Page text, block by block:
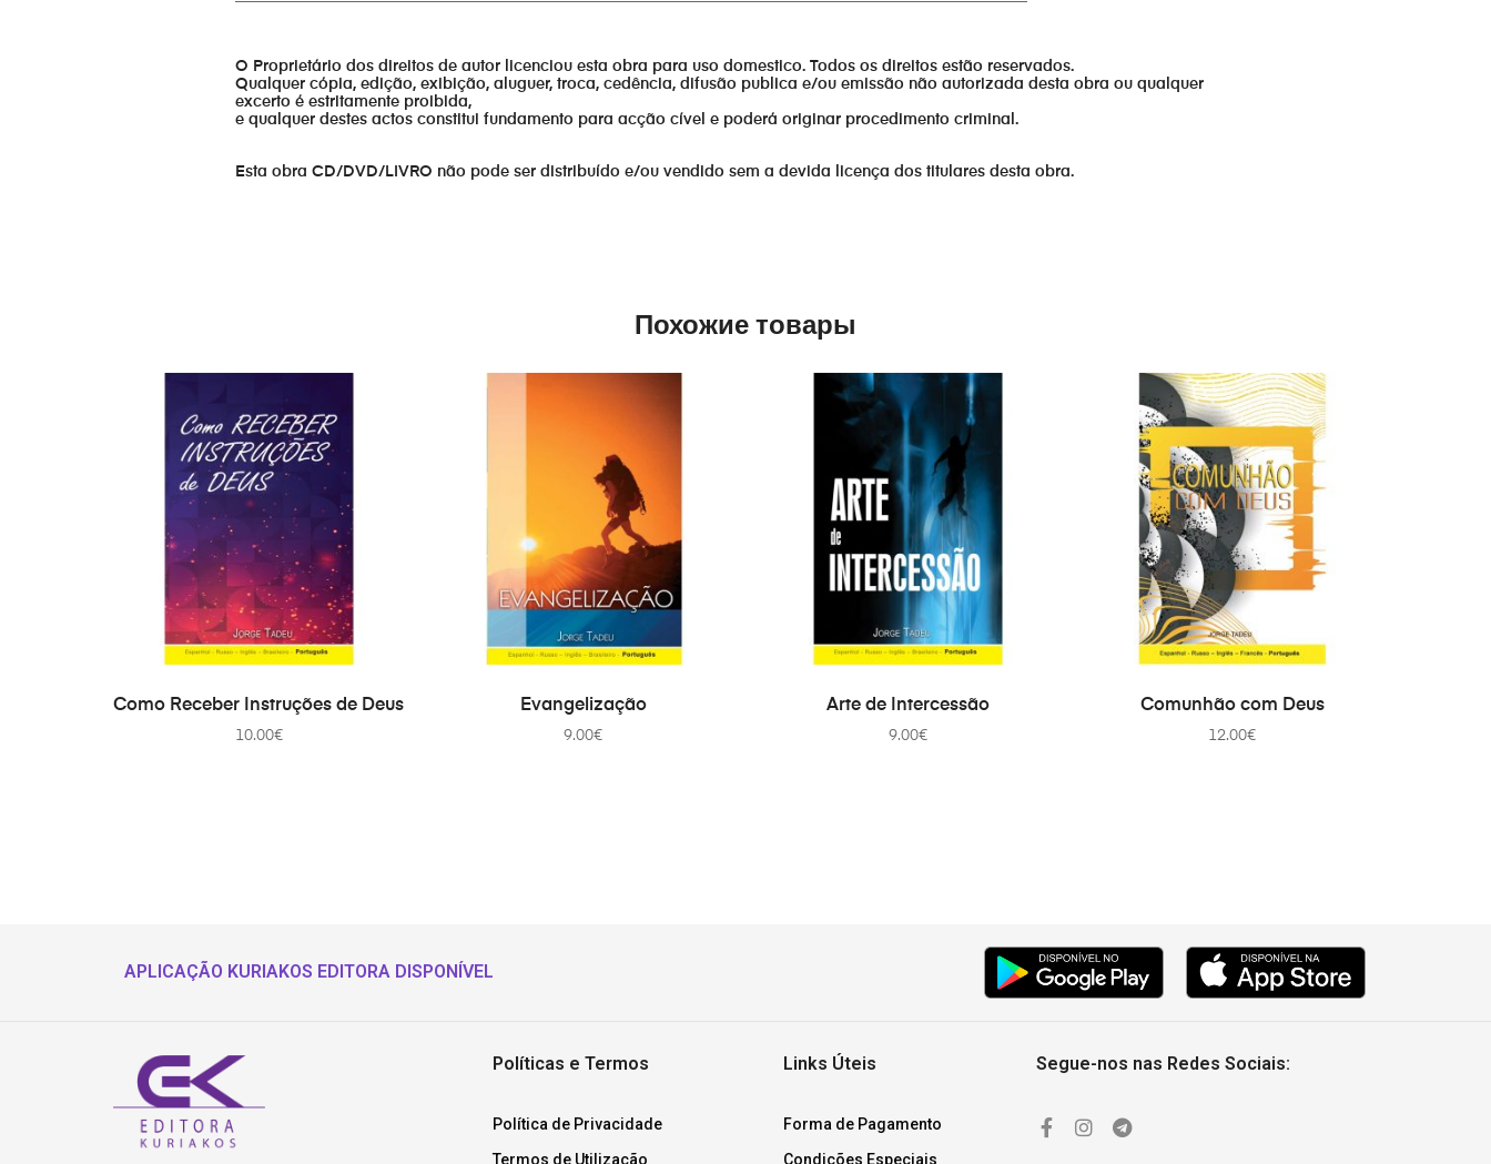
O Proprietário dos direitos de autor licenciou esta obra para uso domestico. Todos os direitos estão reservados.
Qualquer cópia, edição, exibição, aluguer, troca, cedência, difusão publica e/ou emissão não autorizada desta obra ou qualquer
excerto é estritamente proibida,
e qualquer destes actos constitui fundamento para acção cível e poderá originar procedimento criminal.
Esta obra CD/DVD/LIVRO não pode ser distribuído e/ou vendido sem a devida licença dos titulares desta obra.
Похожие товары
В КОРЗИНУ
Como Receber Instruções de Deus
10.00€
В КОРЗИНУ
Evangelização
9.00€
В КОРЗИНУ
Arte de Intercessão
9.00€
В КОРЗИНУ
Comunhão com Deus
12.00€
APLICAÇÃO KURIAKOS EDITORA DISPONÍVEL
Políticas e Termos
Política de Privacidade
Termos de Utilização
Links Úteis
Forma de Pagamento
Condições Especiais
Segue-nos nas Redes Sociais: